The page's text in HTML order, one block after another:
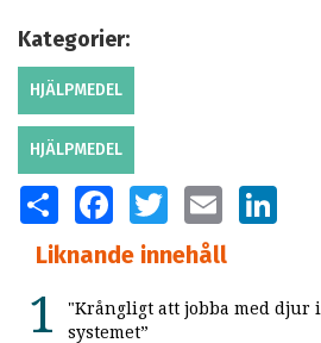
Kategorier:
HJÄLPMEDEL
HJÄLPMEDEL
SHARE FACEBOOKTWITTER EMAIL
Liknande innehåll
"Krångligt att jobba med djur
systemet”